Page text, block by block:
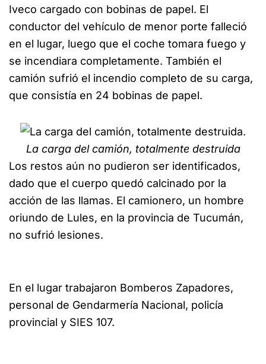
Iveco cargado con bobinas de papel. El
conductor del vehículo de menor porte falleció
en el lugar, luego que el coche tomara fuego y
se incendiara completamente. También el
camión sufrió el incendio completo de su carga,
que consistía en 24 bobinas de papel.
La carga del camión, totalmente destruida
Los restos aún no pudieron ser identificados,
dado que el cuerpo quedó calcinado por la
acción de las llamas. El camionero, un hombre
oriundo de Lules, en la provincia de Tucumán,
no sufrió lesiones.
En el lugar trabajaron Bomberos Zapadores,
personal de Gendarmería Nacional, policía
provincial y SIES 107.